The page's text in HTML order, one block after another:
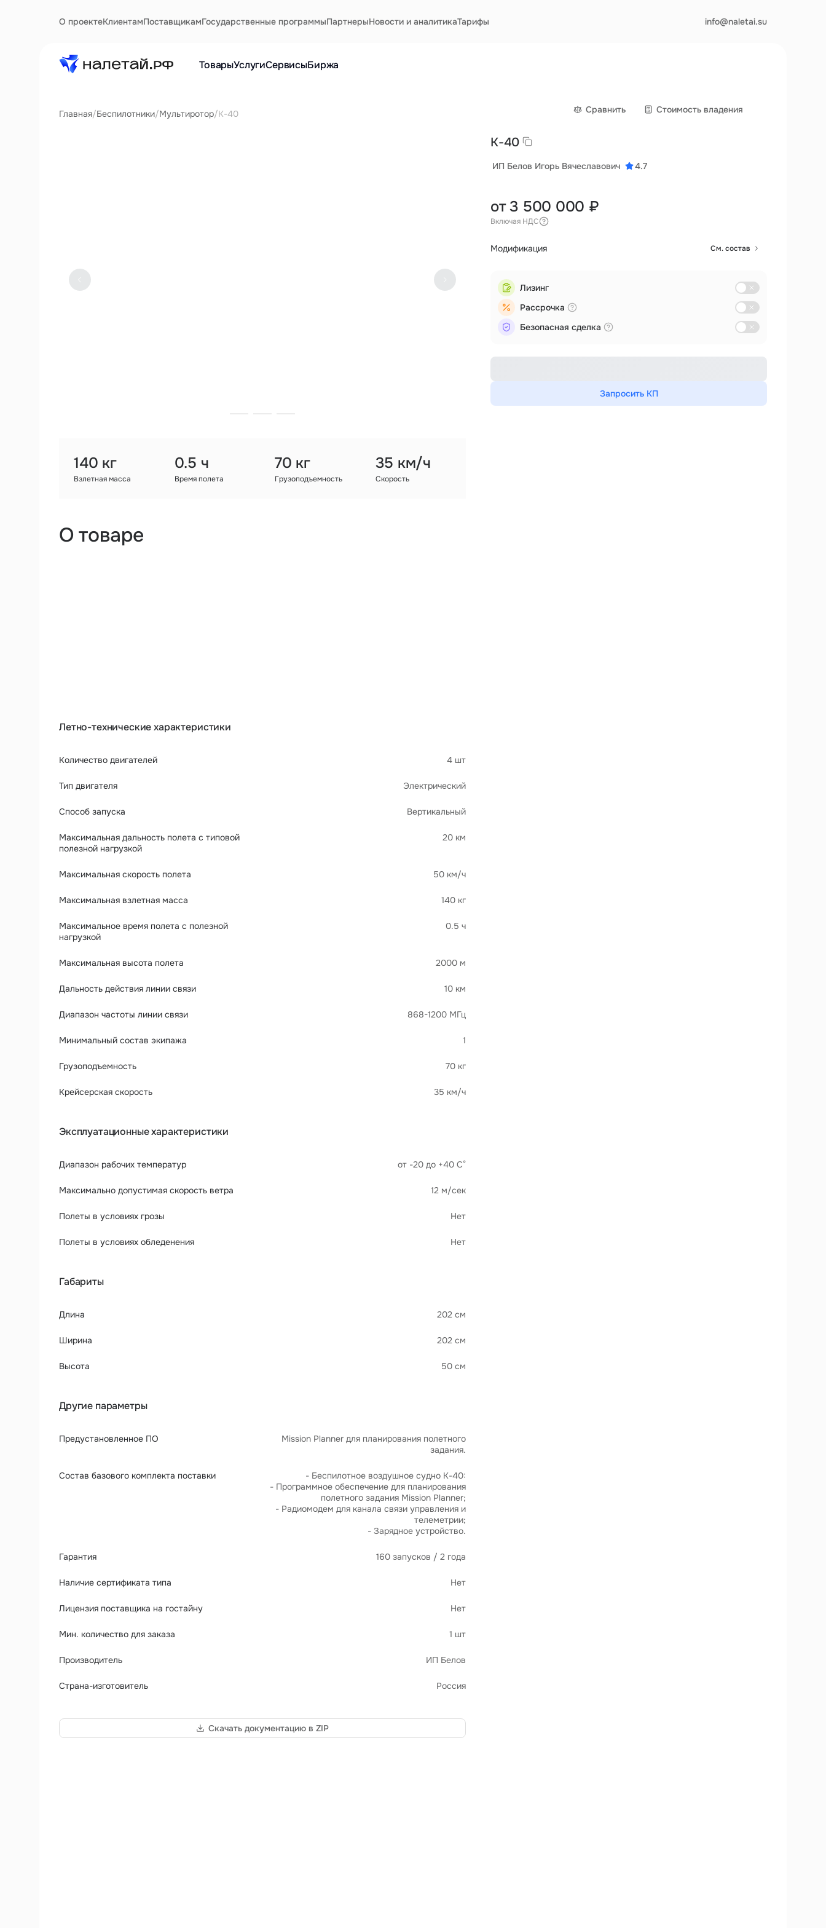
О проектеКлиентамПоставщикамГосударственные программыПартнерыНовости и аналитикаТарифы info@naletai.su
ТоварыУслугиСервисыБиржа
Сравнить Cтоимость владения
Главная/Беспилотники/Мультиротор/К-40
140 кг
Взлетная масса
0.5 ч
Время полета
70 кг
Грузоподъемность
35 км/ч
Скорость
О товаре
Летно-технические характеристики
Количество двигателей 4 шт
Тип двигателя Электрический
Способ запуска Вертикальный
Максимальная дальность полета с типовой
полезной нагрузкой
20 км
Максимальная скорость полета 50 км/ч
Максимальная взлетная масса 140 кг
Максимальное время полета с полезной
нагрузкой
0.5 ч
Максимальная высота полета 2000 м
Дальность действия линии связи 10 км
Диапазон частоты линии связи 868-1200 МГц
Минимальный состав экипажа 1
Грузоподъемность 70 кг
Крейсерская скорость 35 км/ч
Эксплуатационные характеристики
Диапазон рабочих температур от -20 до +40 С°
Максимально допустимая скорость ветра 12 м/сек
Полеты в условиях грозы Нет
Полеты в условиях обледенения Нет
Габариты
Длина 202 см
Ширина 202 см
Высота 50 см
Другие параметры
Предустановленное ПО
Mission Planner для планирования полетного
задания.
Состав базового комплекта поставки
- Беспилотное воздушное судно К-40:
- Программное обеспечение для планирования
полетного задания Mission Planner;
- Радиомодем для канала связи управления и
телеметрии;
- Зарядное устройство.
Гарантия 160 запусков / 2 года
Наличие сертификата типа Нет
Лицензия поставщика на гостайну Нет
Мин. количество для заказа 1 шт
Производитель ИП Белов
Страна-изготовитель Россия
Скачать документацию в ZIP
К-40
ИП Белов Игорь Вячеславович 4.7
от 3 500 000 ₽
Включая НДС
Модификация См. состав
Лизинг
Рассрочка
Безопасная сделка
Запросить КП